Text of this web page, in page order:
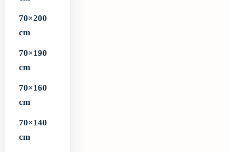
70×200
cm
70×190
cm
70×160
cm
70×140
cm